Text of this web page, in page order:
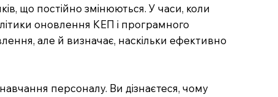
що постійно змінюються. У часи, коли
оновлення КЕП і програмного
але й визначає, наскільки ефективно
персоналу. Ви дізнаєтеся, чому